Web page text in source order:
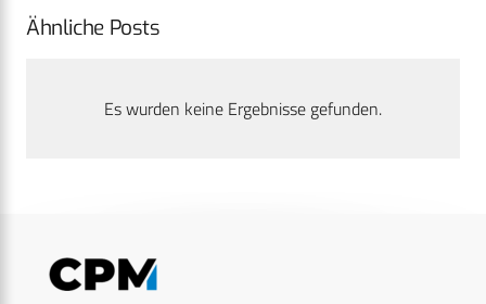
Ähnliche Posts
Es wurden keine Ergebnisse gefunden.